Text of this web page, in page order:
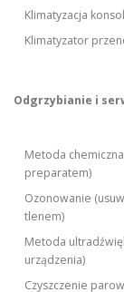
Klimatyzacja
Klimatyzator
Odgrzybianie i
Metoda
preparatem)
Ozonowanie
tlenem)
Metoda
urządzenia)
Czyszczenie